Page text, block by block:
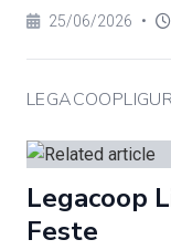
25/06/2026 •
Legacoop
Feste